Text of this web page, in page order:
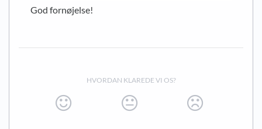
God fornøjelse!
HVORDAN KLAREDE VI OS?